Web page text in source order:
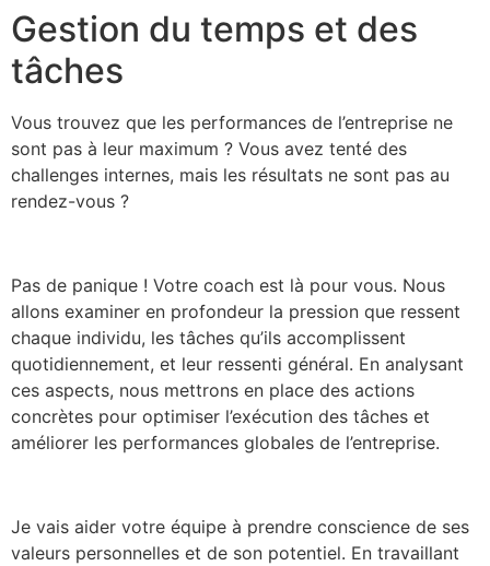
Gestion du temps et des
tâches
Vous trouvez que les performances de l’entreprise ne
sont pas à leur maximum ? Vous avez tenté des
challenges internes, mais les résultats ne sont pas au
rendez-vous ?
Pas de panique ! Votre coach est là pour vous. Nous
allons examiner en profondeur la pression que ressent
chaque individu, les tâches qu’ils accomplissent
quotidiennement, et leur ressenti général. En analysant
ces aspects, nous mettrons en place des actions
concrètes pour optimiser l’exécution des tâches et
améliorer les performances globales de l’entreprise.
Je vais aider votre équipe à prendre conscience de ses
valeurs personnelles et de son potentiel. En travaillant